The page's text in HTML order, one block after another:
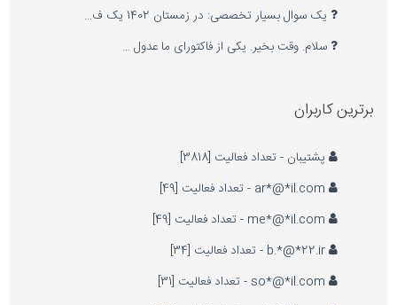
یک سوال بسیار تخصصی: در زمستان 1402 یک ف…
سلام. وقت بخیر. یکی از فاکتورای ما عدول …
برترین کاربران
پشتیبان - تعداد فعالیت [3818]